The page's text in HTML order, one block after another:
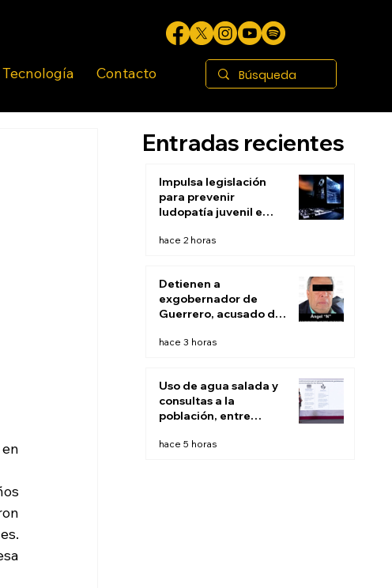
Tecnología Contacto
Entradas recientes
Impulsa legislación
para prevenir
ludopatía juvenil e
hace 2 horas
Detienen a
exgobernador de
Guerrero, acusado de
caso Ayotzinapa
hace 3 horas
Uso de agua salada y
consultas a la
población, entre
expertos para
hace 5 horas